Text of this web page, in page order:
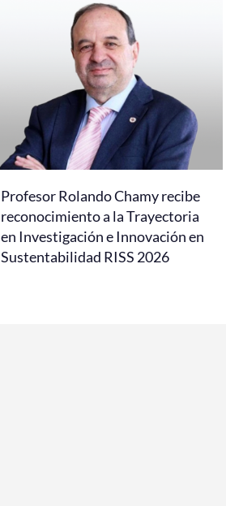
Profesor Rolando Chamy recibe
reconocimiento a la Trayectoria
en Investigación e Innovación en
Sustentabilidad RISS 2026